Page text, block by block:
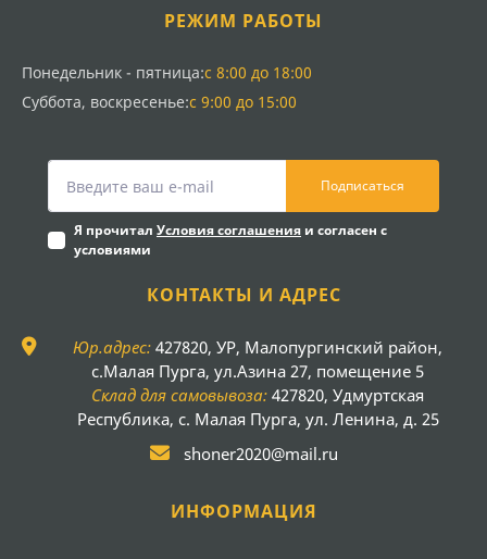
РЕЖИМ РАБОТЫ
Понедельник - пятница:с 8:00 до 18:00
Суббота, воскресенье:с 9:00 до 15:00
Подписаться
Я прочитал Условия соглашения и согласен с
условиями
КОНТАКТЫ И АДРЕС
Юр.адрес: 427820, УР, Малопургинский район,
с.Малая Пурга, ул.Азина 27, помещение 5
Склад для самовывоза: 427820, Удмуртская
Республика, с. Малая Пурга, ул. Ленина, д. 25
shoner2020@mail.ru
ИНФОРМАЦИЯ